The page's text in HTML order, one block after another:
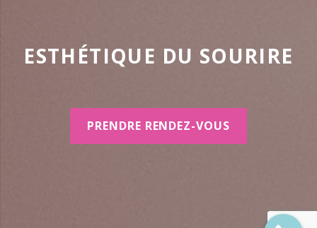
ESTHÉTIQUE DU SOURIRE
PRENDRE RENDEZ-VOUS